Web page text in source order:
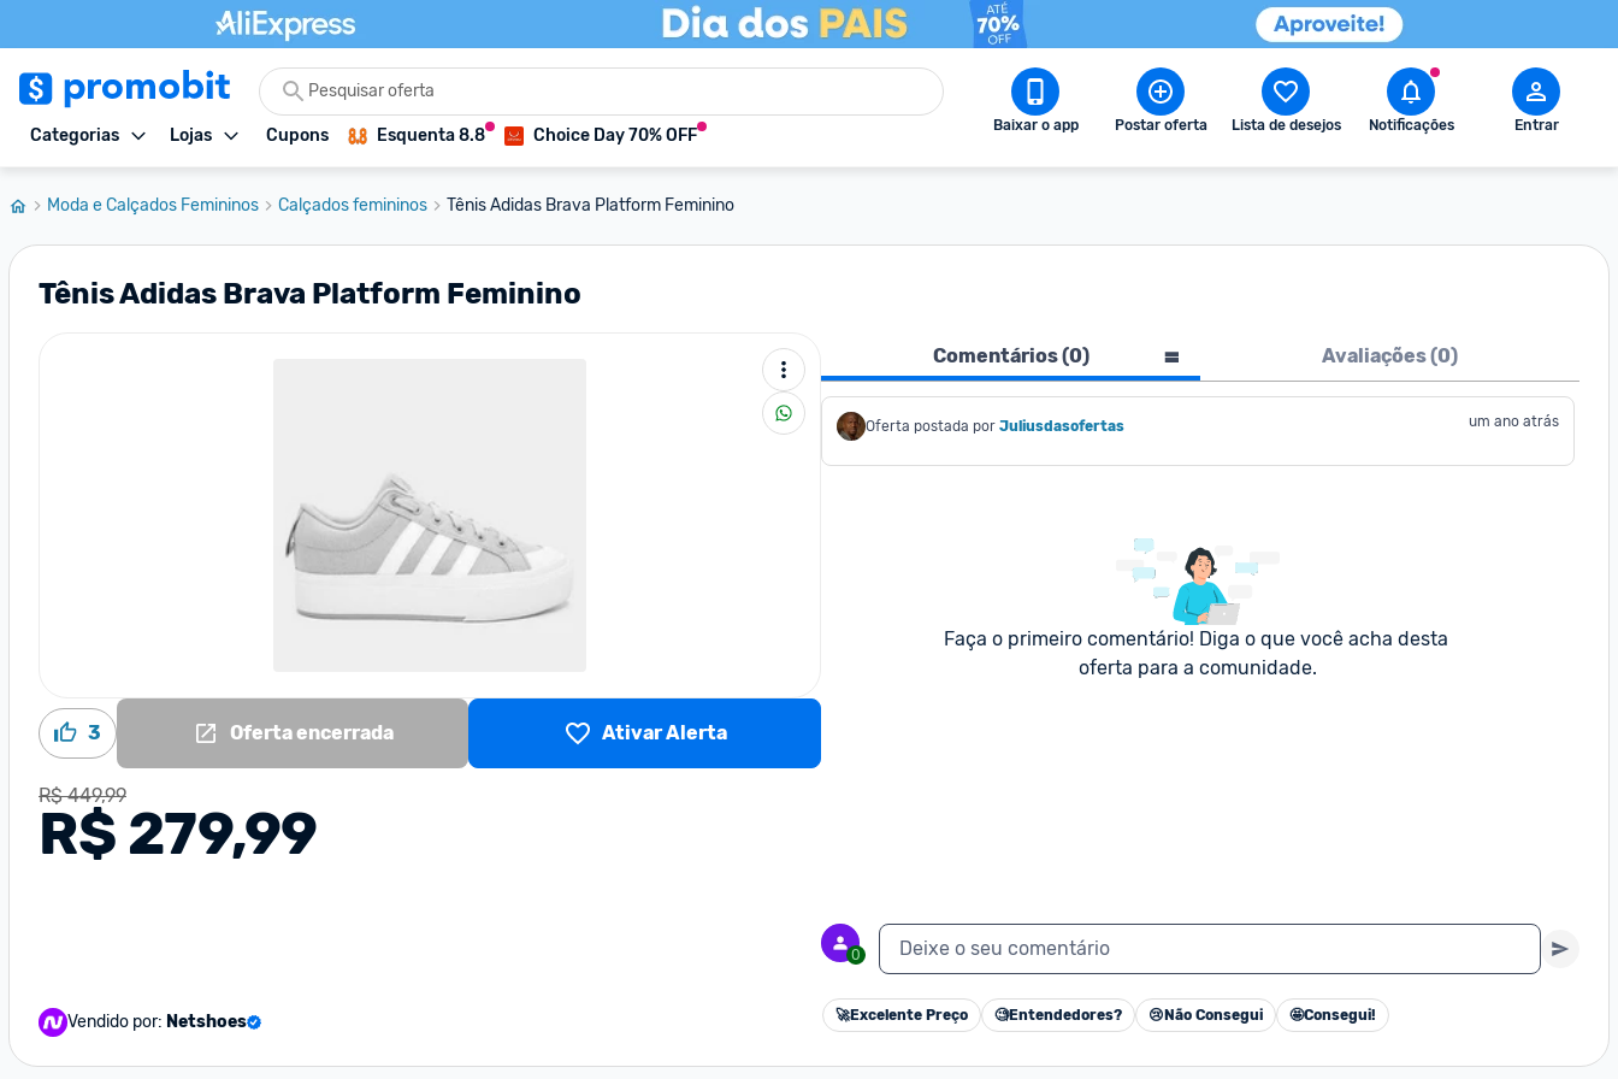
Categorias Lojas Cupons Esquenta 8.8 Choice Day 70% OFF Baixar o app Postar oferta Lista de desejos Notificações Entrar
Moda e Calçados Femininos Calçados femininos Tênis Adidas Brava Platform Feminino
Tênis Adidas Brava Platform Feminino
3 Oferta encerrada Ativar Alerta
R$ 449,99
R$ 279,99
Vendido por: Netshoes
Comentários (0) Avaliações (0)
Oferta postada por Juliusdasofertas um ano atrás
Faça o primeiro comentário! Diga o que você acha desta
oferta para a comunidade.
0 Deixe o seu comentário
🚀Excelente Preço 🧐Entendedores? 😢 Não Consegui 🤩Consegui!